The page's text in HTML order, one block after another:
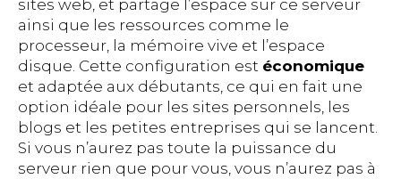
sites web, et partage l’espace sur ce serveur
ainsi que les ressources comme le
processeur, la mémoire vive et l’espace
disque. Cette configuration est économique
et adaptée aux débutants, ce qui en fait une
option idéale pour les sites personnels, les
blogs et les petites entreprises qui se lancent.
Si vous n’aurez pas toute la puissance du
serveur rien que pour vous, vous n’aurez pas à